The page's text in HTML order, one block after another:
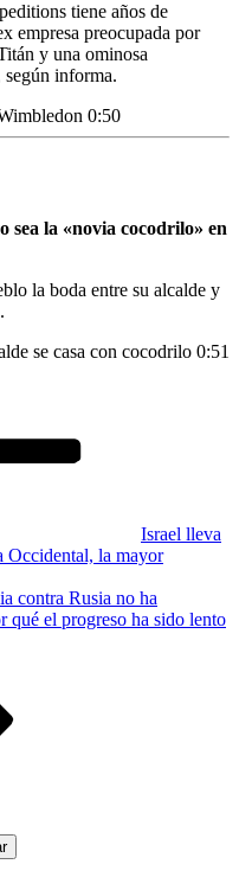
tiene años de
empresa preocupada por
y una ominosa
informa.
0:50
sea la «novia cocodrilo» en
la boda entre su alcalde y
se casa con cocodrilo 0:51
Israel lleva
Occidental, la mayor
contra Rusia no ha
qué el progreso ha sido lento